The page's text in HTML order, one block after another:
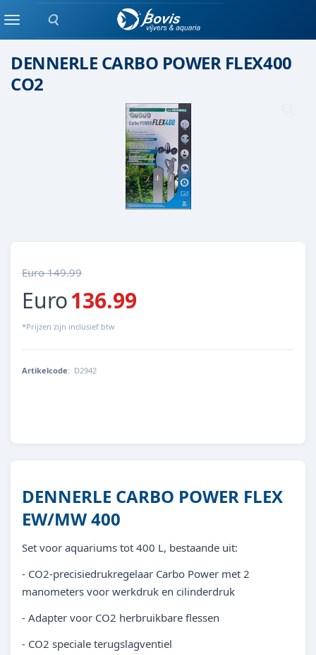
Zoeken
Menu
DENNERLE CARBO POWER FLEX400
CO2
Euro 149.99
Euro136.99
*Prijzen zijn inclusief btw
Artikelcode: D2942
DENNERLE CARBO POWER FLEX
EW/MW 400
Set voor aquariums tot 400 L, bestaande uit:
- CO2-precisiedrukregelaar Carbo Power met 2
manometers voor werkdruk en cilinderdruk
- Adapter voor CO2 herbruikbare flessen
- CO2 speciale terugslagventiel